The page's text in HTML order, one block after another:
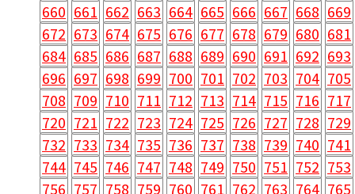
660 661 662 663 664 665 666 667 668 669
672 673 674 675 676 677 678 679 680 681
684 685 686 687 688 689 690 691 692 693
696 697 698 699 700 701 702 703 704 705
708 709 710 711 712 713 714 715 716 717
720 721 722 723 724 725 726 727 728 729
732 733 734 735 736 737 738 739 740 741
744 745 746 747 748 749 750 751 752 753
756 757 758 759 760 761 762 763 764 765